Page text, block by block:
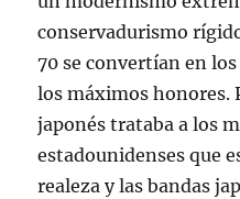
conservadurismo
70 se convertían en
los máximos honores.
japonés trataba a los
estadounidenses que
realeza y las bandas